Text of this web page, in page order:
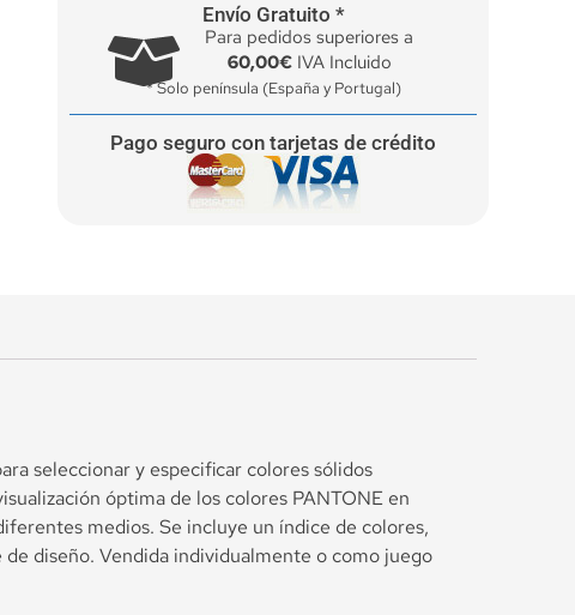
Envío Gratuito *
Para pedidos superiores a
60,00€IVA Incluido
* Solo península (España y Portugal)
Pago seguro con tarjetas de crédito
seleccionar y especificar colores sólidos
óptima de los colores PANTONE en
medios. Se incluye un índice de colores,
diseño. Vendida individualmente o como juego